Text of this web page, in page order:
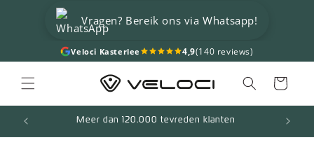
naar de
content
Vragen? Bereik ons via Whatsapp!
Veloci Kasterlee 4,9(140 reviews)
Winkelwagen
Meer dan 120.000 tevreden klanten